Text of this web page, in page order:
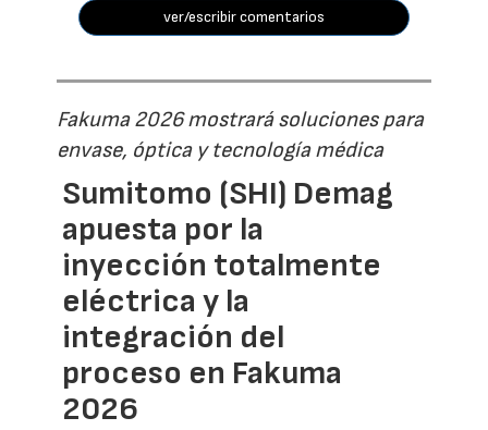
ver/escribir comentarios
Fakuma 2026 mostrará soluciones para
envase, óptica y tecnología médica
Sumitomo (SHI) Demag
apuesta por la
inyección totalmente
eléctrica y la
integración del
proceso en Fakuma
2026